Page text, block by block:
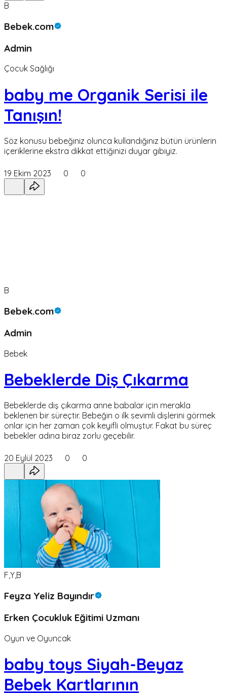
B
Bebek.com
Admin
Çocuk Sağlığı
baby me Organik Serisi ile
Tanışın!
Söz konusu bebeğiniz olunca kullandığınız bütün ürünlerin
içeriklerine ekstra dikkat ettiğinizi duyar gibiyiz.
19 Ekim 2023 0 0
B
Bebek.com
Admin
Bebek
Bebeklerde Diş Çıkarma
Bebeklerde diş çıkarma anne babalar için merakla
beklenen bir süreçtir. Bebeğin o ilk sevimli dişlerini görmek
onlar için her zaman çok keyifli olmuştur. Fakat bu süreç
bebekler adına biraz zorlu geçebilir.
20 Eylül 2023 0 0
F,Y,B
Feyza Yeliz Bayındır
Erken Çocukluk Eğitimi Uzmanı
Oyun ve Oyuncak
baby toys Siyah-Beyaz
Bebek Kartlarının